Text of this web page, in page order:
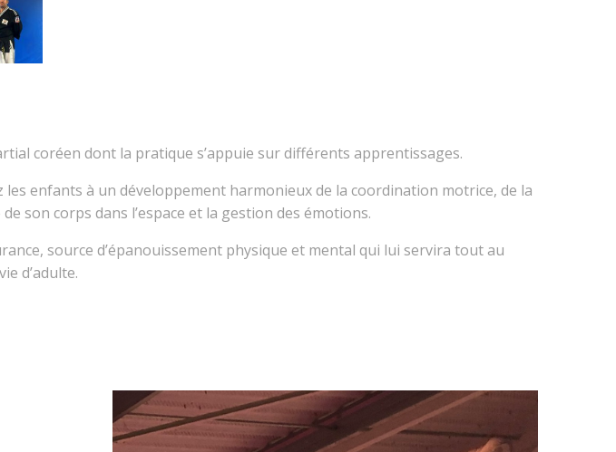
coréen dont la pratique s’appuie sur différents apprentissages.
enfants à un développement harmonieux de la coordination motrice, de la
son corps dans l’espace et la gestion des émotions.
source d’épanouissement physique et mental qui lui servira tout au
d’adulte.